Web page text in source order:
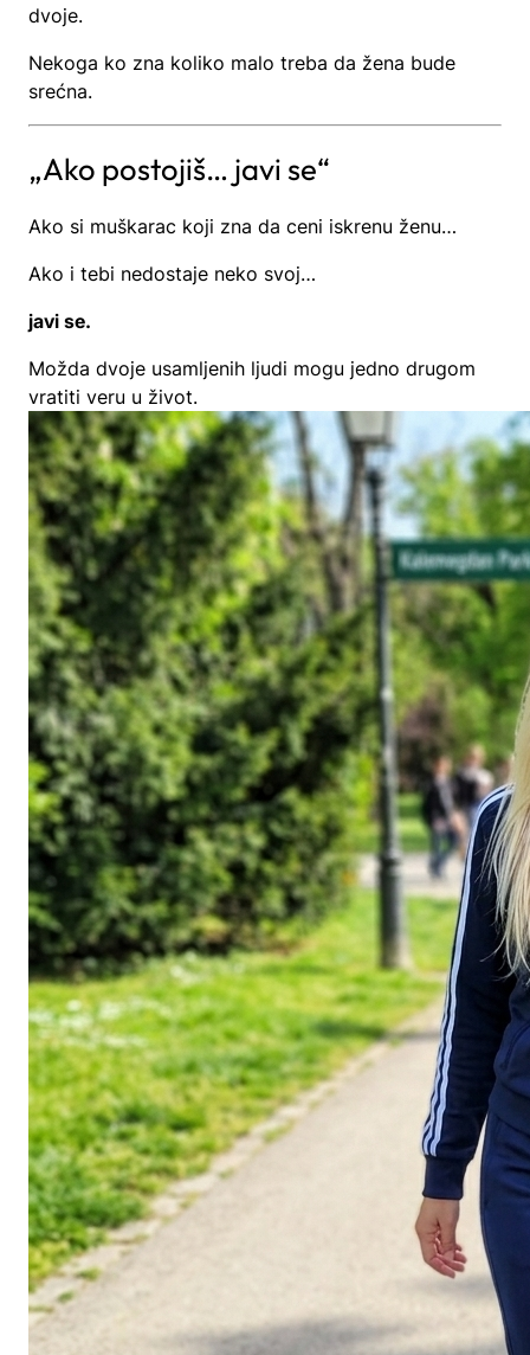
dvoje.
Nekoga ko zna koliko malo treba da žena bude
srećna.
„Ako postojiš… javi se“
Ako si muškarac koji zna da ceni iskrenu ženu…
Ako i tebi nedostaje neko svoj…
javi se.
Možda dvoje usamljenih ljudi mogu jedno drugom
vratiti veru u život.